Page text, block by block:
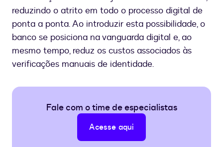
reduzindo o atrito em todo o processo digital de
ponta a ponta. Ao introduzir esta possibilidade, o
banco se posiciona na vanguarda digital e, ao
mesmo tempo, reduz os custos associados às
verificações manuais de identidade.
Fale com o time de especialistas
Acesse aqui